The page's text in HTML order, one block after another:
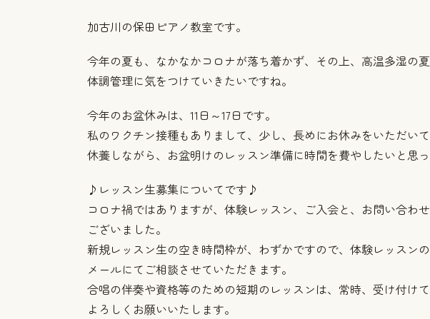
加古川の保田ピアノ教室です。
今年の夏も、なかなかコロナが落ち着かず、その上、高温多湿の夏
体調管理に気をつけていきたいですね。
今年のお盆休みは、11日～17日です。
私のワクチン接種もありまして、少し、長めにお休みをいただいて
休養しながら、お盆明けのレッスン準備に時間を費やしたいと思
♪レッスン生募集についてです♪
コロナ禍ではありますが、体験レッスン、ご入会と、お問い合わ
ございました。
新規レッスン生の空き時間枠が、わずかですので、体験レッスンの
メールにてご相談させていただきます。
合唱の伴奏や資格等のための短期のレッスンは、常時、受け付けて
よろしくお願いいたします。